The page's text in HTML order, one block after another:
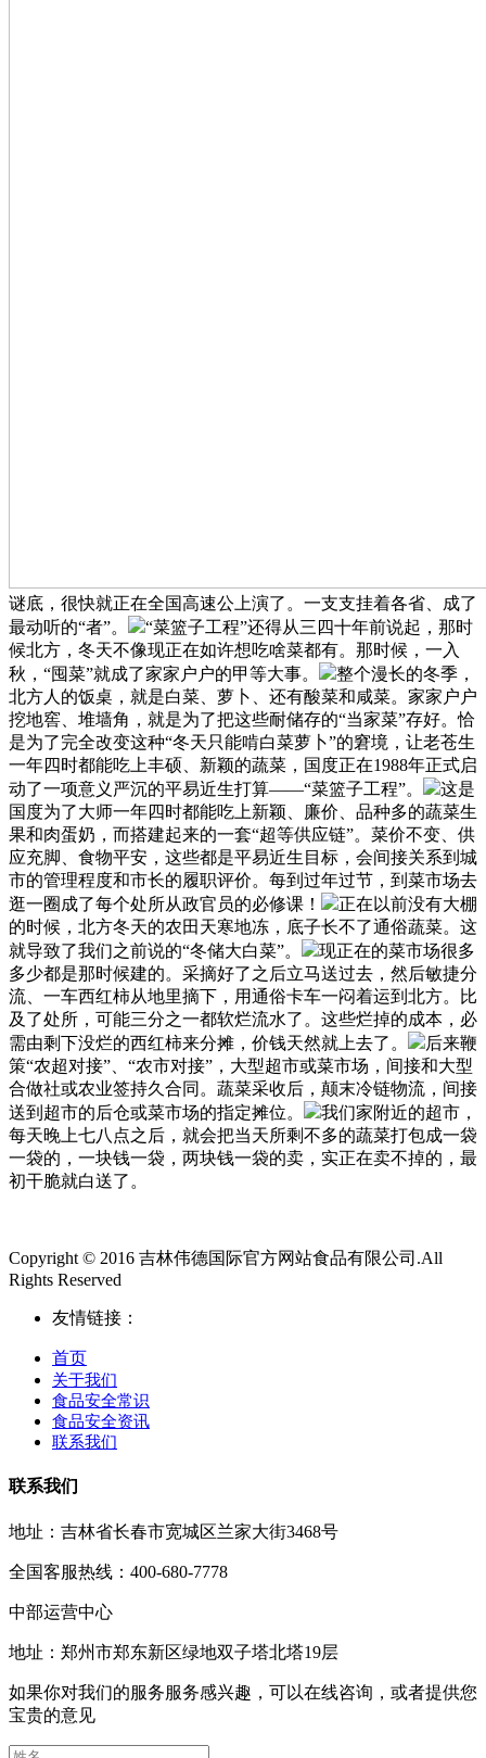
谜底，很快就正在全国高速公上演了。一支支挂着各省、成了
最动听的“者”。
“菜篮子工程”还得从三四十年前说起，那时
候北方，冬天不像现正在如许想吃啥菜都有。那时候，一入
秋，“囤菜”就成了家家户户的甲等大事。
整个漫长的冬季，
北方人的饭桌，就是白菜、萝卜、还有酸菜和咸菜。家家户户
挖地窖、堆墙角，就是为了把这些耐储存的“当家菜”存好。恰
是为了完全改变这种“冬天只能啃白菜萝卜”的窘境，让老苍生
一年四时都能吃上丰硕、新颖的蔬菜，国度正在1988年正式启
动了一项意义严沉的平易近生打算——“菜篮子工程”。
这是
国度为了大师一年四时都能吃上新颖、廉价、品种多的蔬菜生
果和肉蛋奶，而搭建起来的一套“超等供应链”。菜价不变、供
应充脚、食物平安，这些都是平易近生目标，会间接关系到城
市的管理程度和市长的履职评价。每到过年过节，到菜市场去
逛一圈成了每个处所从政官员的必修课！
正在以前没有大棚
的时候，北方冬天的农田天寒地冻，底子长不了通俗蔬菜。这
就导致了我们之前说的“冬储大白菜”。
现正在的菜市场很多
多少都是那时候建的。采摘好了之后立马送过去，然后敏捷分
流、一车西红柿从地里摘下，用通俗卡车一闷着运到北方。比
及了处所，可能三分之一都软烂流水了。这些烂掉的成本，必
需由剩下没烂的西红柿来分摊，价钱天然就上去了。
后来鞭
策“农超对接”、“农市对接”，大型超市或菜市场，间接和大型
合做社或农业签持久合同。蔬菜采收后，颠末冷链物流，间接
送到超市的后仓或菜市场的指定摊位。
我们家附近的超市，
每天晚上七八点之后，就会把当天所剩不多的蔬菜打包成一袋
一袋的，一块钱一袋，两块钱一袋的卖，实正在卖不掉的，最
初干脆就白送了。
Copyright © 2016 吉林伟德国际官方网站食品有限公司.All
Rights Reserved
友情链接：
首页
关于我们
食品安全常识
食品安全资讯
联系我们
联系我们
地址：吉林省长春市宽城区兰家大街3468号
全国客服热线：400-680-7778
中部运营中心
地址：郑州市郑东新区绿地双子塔北塔19层
如果你对我们的服务服务感兴趣，可以在线咨询，或者提供您
宝贵的意见